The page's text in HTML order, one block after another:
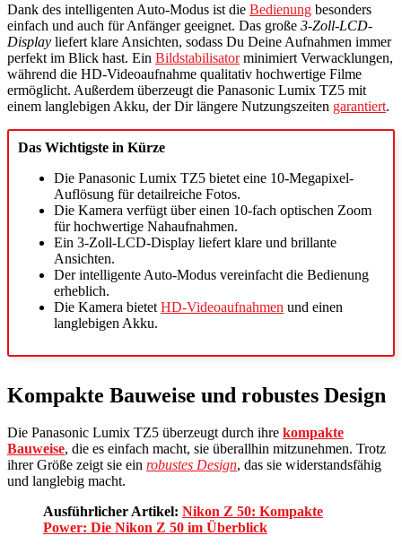
Dank des intelligenten Auto-Modus ist die Bedienung besonders
einfach und auch für Anfänger geeignet. Das große 3-Zoll-LCD-
Display liefert klare Ansichten, sodass Du Deine Aufnahmen immer
perfekt im Blick hast. Ein Bildstabilisatorminimiert Verwacklungen,
während die HD-Videoaufnahme qualitativ hochwertige Filme
ermöglicht. Außerdem überzeugt die Panasonic Lumix TZ5 mit
einem langlebigen Akku, der Dir längere Nutzungszeiten garantiert.
Das Wichtigste in Kürze
Die Panasonic Lumix TZ5 bietet eine 10-Megapixel-
Auflösung für detailreiche Fotos.
Die Kamera verfügt über einen 10-fach optischen Zoom
für hochwertige Nahaufnahmen.
Ein 3-Zoll-LCD-Display liefert klare und brillante
Ansichten.
Der intelligente Auto-Modus vereinfacht die Bedienung
erheblich.
Die Kamera bietet HD-Videoaufnahmen und einen
langlebigen Akku.
Kompakte Bauweise und robustes Design
Die Panasonic Lumix TZ5 überzeugt durch ihre kompakte
Bauweise, die es einfach macht, sie überallhin mitzunehmen. Trotz
ihrer Größe zeigt sie ein robustes Design, das sie widerstandsfähig
und langlebig macht.
Ausführlicher Artikel: Nikon Z 50: Kompakte
Power: Die Nikon Z 50 im Überblick